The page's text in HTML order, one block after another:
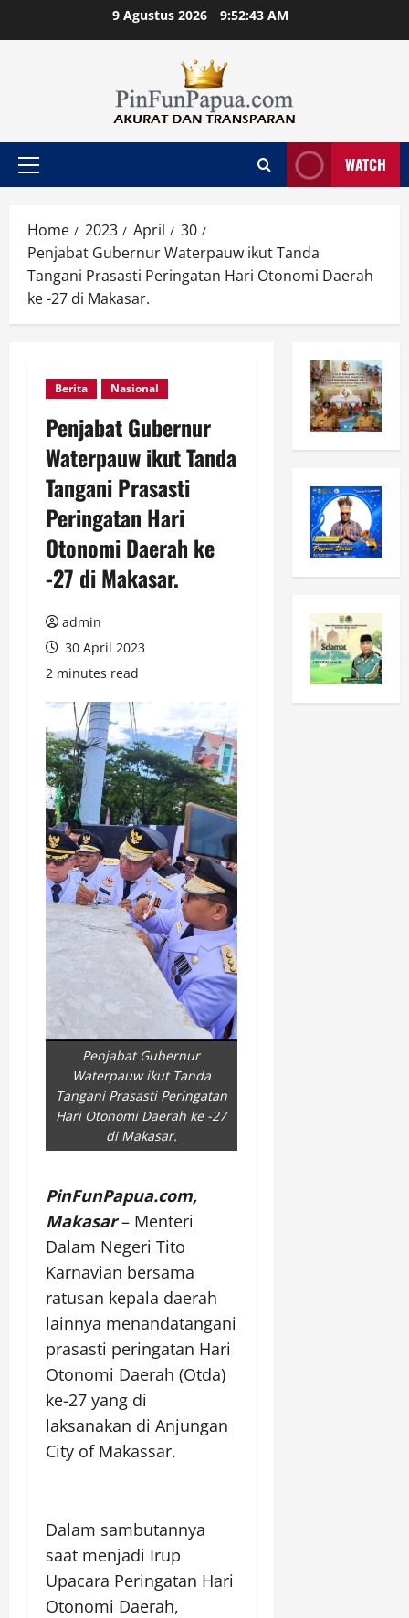
9 Agustus 2026 9:52:44 AM
Primary
WATCH
Home 2023 April
30
Penjabat Gubernur Waterpauw ikut Tanda
Tangani Prasasti Peringatan Hari Otonomi Daerah
ke -27 di Makasar.
Berita Nasional
Penjabat Gubernur
Waterpauw ikut Tanda
Tangani Prasasti
Peringatan Hari
Otonomi Daerah ke
-27 di Makasar.
admin
30 April 2023
2 minutes read
Penjabat Gubernur
Waterpauw ikut Tanda
Tangani Prasasti Peringatan
Hari Otonomi Daerah ke -27
di Makasar.
PinFunPapua.com,
Makasar– Menteri
Dalam Negeri Tito
Karnavian bersama
ratusan kepala daerah
lainnya menandatangani
prasasti peringatan Hari
Otonomi Daerah (Otda)
ke-27 yang di
laksanakan di Anjungan
City of Makassar.
Dalam sambutannya
saat menjadi Irup
Upacara Peringatan Hari
Otonomi Daerah,